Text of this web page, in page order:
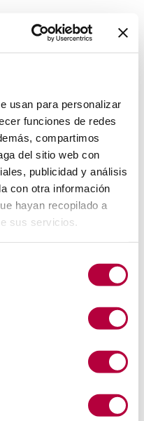
usan para personalizar
funciones de redes
compartimos
del sitio web con
publicidad y análisis
con otra información
hayan recopilado a
sus servicios.